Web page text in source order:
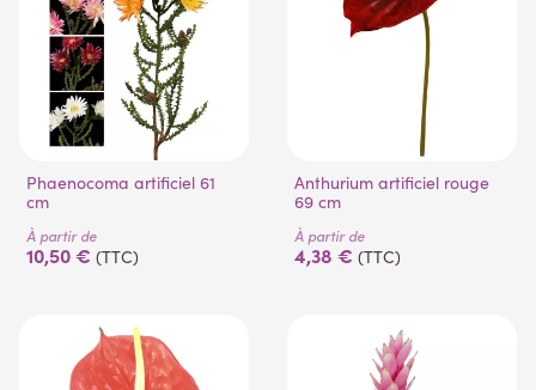
Phaenocoma artificiel 61
cm
À partir de
10,50 € (TTC)
Anthurium artificiel rouge
69 cm
À partir de
4,38 € (TTC)